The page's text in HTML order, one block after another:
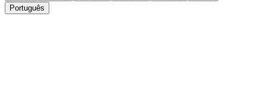
Português